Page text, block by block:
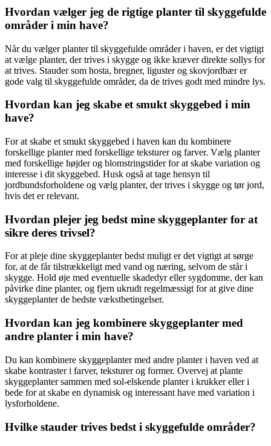
Hvordan vælger jeg de rigtige planter til skyggefulde
områder i min have?
Når du vælger planter til skyggefulde områder i haven, er det vigtigt
at vælge planter, der trives i skygge og ikke kræver direkte sollys for
at trives. Stauder som hosta, bregner, liguster og skovjordbær er
gode valg til skyggefulde områder, da de trives godt med mindre lys.
Hvordan kan jeg skabe et smukt skyggebed i min
have?
For at skabe et smukt skyggebed i haven kan du kombinere
forskellige planter med forskellige teksturer og farver. Vælg planter
med forskellige højder og blomstringstider for at skabe variation og
interesse i dit skyggebed. Husk også at tage hensyn til
jordbundsforholdene og vælg planter, der trives i skygge og tør jord,
hvis det er relevant.
Hvordan plejer jeg bedst mine skyggeplanter for at
sikre deres trivsel?
For at pleje dine skyggeplanter bedst muligt er det vigtigt at sørge
for, at de får tilstrækkeligt med vand og næring, selvom de står i
skygge. Hold øje med eventuelle skadedyr eller sygdomme, der kan
påvirke dine planter, og fjern ukrudt regelmæssigt for at give dine
skyggeplanter de bedste vækstbetingelser.
Hvordan kan jeg kombinere skyggeplanter med
andre planter i min have?
Du kan kombinere skyggeplanter med andre planter i haven ved at
skabe kontraster i farver, teksturer og former. Overvej at plante
skyggeplanter sammen med sol-elskende planter i krukker eller i
bede for at skabe en dynamisk og interessant have med variation i
lysforholdene.
Hvilke stauder trives bedst i skyggefulde områder?